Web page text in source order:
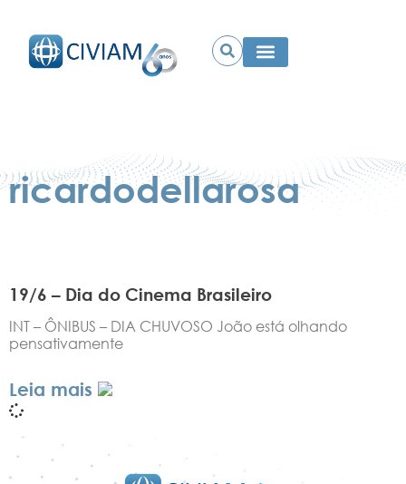
ricardodellarosa
19/6 – Dia do Cinema Brasileiro
INT – ÔNIBUS – DIA CHUVOSO João está olhando
pensativamente
Leia mais